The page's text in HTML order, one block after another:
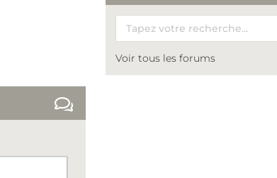
Voir tous les forums